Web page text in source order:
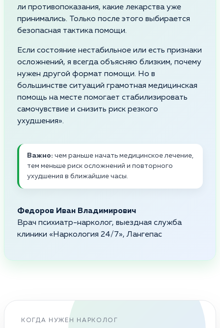
ли противопоказания, какие лекарства уже
принимались. Только после этого выбирается
безопасная тактика помощи.
Если состояние нестабильное или есть признаки
осложнений, я всегда объясняю близким, почему
нужен другой формат помощи. Но в
большинстве ситуаций грамотная медицинская
помощь на месте помогает стабилизировать
самочувствие и снизить риск резкого
ухудшения».
Важно: чем раньше начать медицинское лечение,
тем меньше риск осложнений и повторного
ухудшения в ближайшие часы.
Федоров Иван Владимирович
Врач психиатр-нарколог, выездная служба
клиники «Наркология 24/7», Лангепас
КОГДА НУЖЕН НАРКОЛОГ